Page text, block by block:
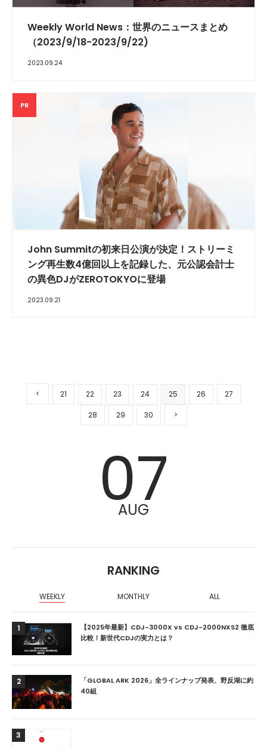
Weekly World News：世界のニュースまとめ
（2023/9/18-2023/9/22)
2023.09.24
PR
John Summitの初来日公演が決定！ストリーミ
ング再生数4億回以上を記録した、元公認会計士
の異色DJがZEROTOKYOに登場
2023.09.21
21 22 23 24 25 26 27
28 29 30
07
AUG
RANKING
WEEKLY MONTHLY ALL
1
【2025年最新】CDJ-3000X vs CDJ-2000NXS2 徹底
比較！新世代CDJの実力とは？
2
「GLOBAL ARK 2026」全ラインナップ発表、野反湖に約
40組
3